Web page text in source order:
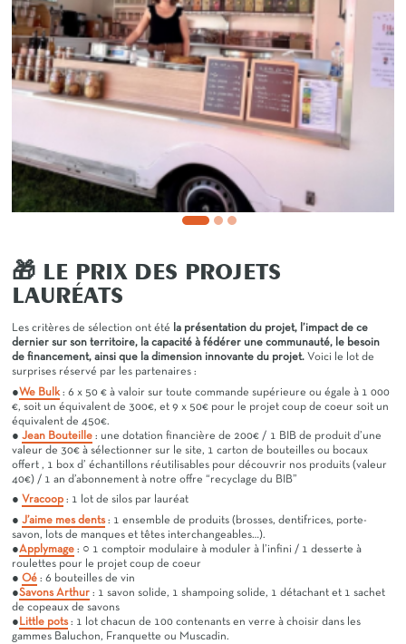
🎁 LE PRIX DES PROJETS
LAURÉATS
Les critères de sélection ont été la présentation du projet, l’impact de ce
dernier sur son territoire, la capacité à fédérer une communauté, le besoin
de financement, ainsi que la dimension innovante du projet. Voici le lot de
surprises réservé par les partenaires :
●We Bulk: 6 x 50 € à valoir sur toute commande supérieure ou égale à 1 000
€, soit un équivalent de 300€, et 9 x 50€ pour le projet coup de coeur soit un
équivalent de 450€.
● Jean Bouteille : une dotation financière de 200€ / 1 BIB de produit d’une
valeur de 30€ à sélectionner sur le site, 1 carton de bouteilles ou bocaux
offert , 1 box d’ échantillons réutilisables pour découvrir nos produits (valeur
40€) / 1 an d’abonnement à notre offre “recyclage du BIB”
● Vracoop : 1 lot de silos par lauréat
● J’aime mes dents: 1 ensemble de produits (brosses, dentifrices, porte-
savon, lots de manques et têtes interchangeables…).
●Applymage : ○ 1 comptoir modulaire à moduler à l’infini / 1 desserte à
roulettes pour le projet coup de coeur
● Oé : 6 bouteilles de vin
●Savons Arthur : 1 savon solide, 1 shampoing solide, 1 détachant et 1 sachet
de copeaux de savons
● Little pots: 1 lot chacun de 100 contenants en verre à choisir dans les
gammes Baluchon, Franquette ou Muscadin.